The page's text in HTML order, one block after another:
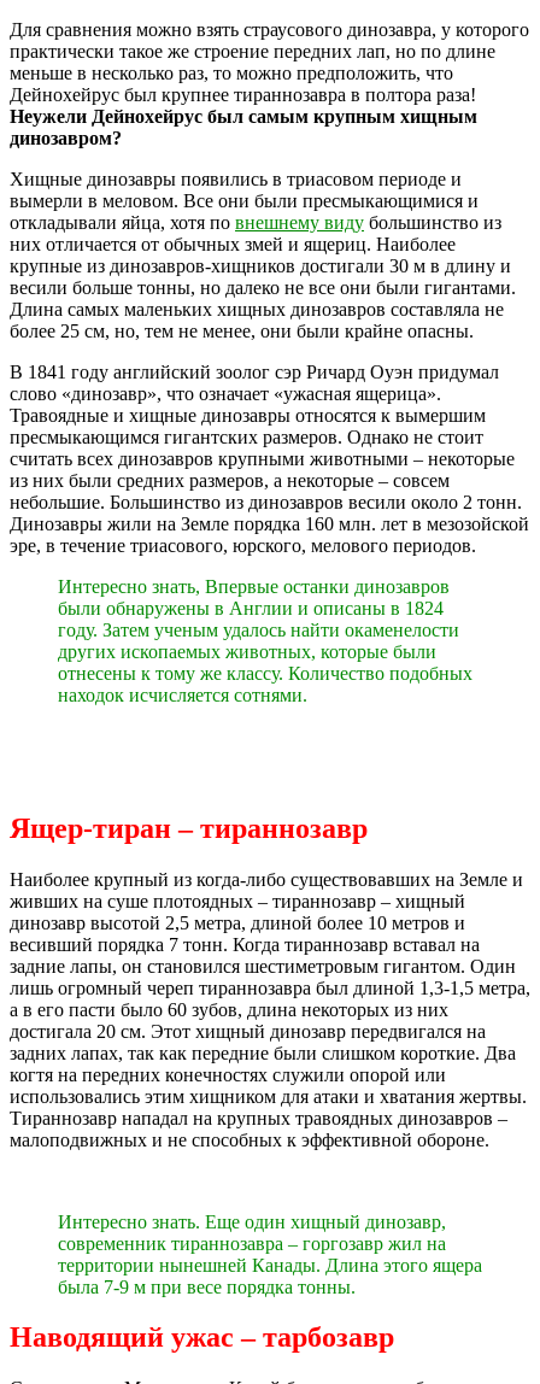
Для сравнения можно взять страусового динозавра, у которого
практически такое же строение передних лап, но по длине
меньше в несколько раз, то можно предположить, что
Дейнохейрус был крупнее тираннозавра в полтора раза!
Неужели Дейнохейрус был самым крупным хищным
динозавром?
Хищные динозавры появились в триасовом периоде и
вымерли в меловом. Все они были пресмыкающимися и
откладывали яйца, хотя по внешнему виду большинство из
них отличается от обычных змей и ящериц. Наиболее
крупные из динозавров-хищников достигали 30 м в длину и
весили больше тонны, но далеко не все они были гигантами.
Длина самых маленьких хищных динозавров составляла не
более 25 см, но, тем не менее, они были крайне опасны.
В 1841 году английский зоолог сэр Ричард Оуэн придумал
слово «динозавр», что означает «ужасная ящерица».
Травоядные и хищные динозавры относятся к вымершим
пресмыкающимся гигантских размеров. Однако не стоит
считать всех динозавров крупными животными – некоторые
из них были средних размеров, а некоторые – совсем
небольшие. Большинство из динозавров весили около 2 тонн.
Динозавры жили на Земле порядка 160 млн. лет в мезозойской
эре, в течение триасового, юрского, мелового периодов.
Интересно знать, Впервые останки динозавров
были обнаружены в Англии и описаны в 1824
году. Затем ученым удалось найти окаменелости
других ископаемых животных, которые были
отнесены к тому же классу. Количество подобных
находок исчисляется сотнями.
Ящер-тиран – тираннозавр
Наиболее крупный из когда-либо существовавших на Земле и
живших на суше плотоядных – тираннозавр – хищный
динозавр высотой 2,5 метра, длиной более 10 метров и
весивший порядка 7 тонн. Когда тираннозавр вставал на
задние лапы, он становился шестиметровым гигантом. Один
лишь огромный череп тираннозавра был длиной 1,3-1,5 метра,
а в его пасти было 60 зубов, длина некоторых из них
достигала 20 см. Этот хищный динозавр передвигался на
задних лапах, так как передние были слишком короткие. Два
когтя на передних конечностях служили опорой или
использовались этим хищником для атаки и хватания жертвы.
Тираннозавр нападал на крупных травоядных динозавров –
малоподвижных и не способных к эффективной обороне.
Интересно знать. Еще один хищный динозавр,
современник тираннозавра – горгозавр жил на
территории нынешней Канады. Длина этого ящера
была 7-9 м при весе порядка тонны.
Наводящий ужас – тарбозавр